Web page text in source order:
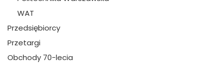
WAT
Przedsiębiorcy
Przetargi
Obchody 70-lecia